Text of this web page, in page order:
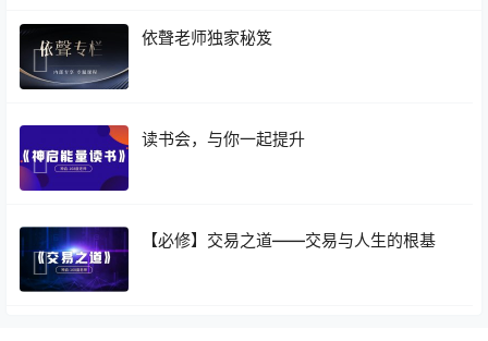
依聲老师独家秘笈
读书会，与你一起提升
【必修】交易之道——交易与人生的根基